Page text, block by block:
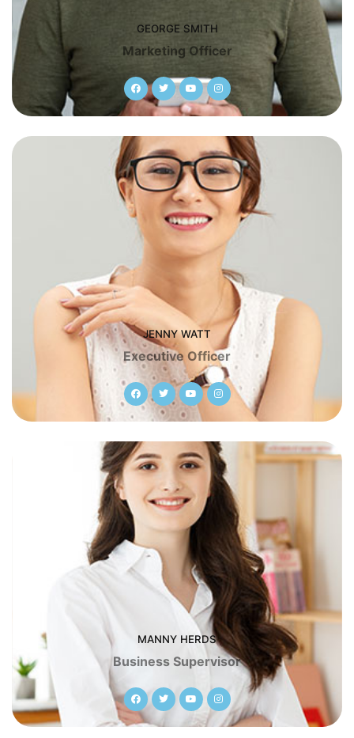
GEORGE SMITH
Marketing Officer
JENNY WATT
Executive Officer
MANNY HERDS
Business Supervisor